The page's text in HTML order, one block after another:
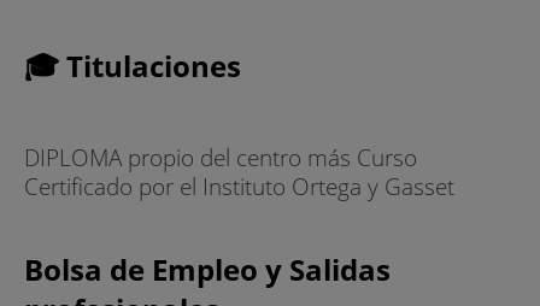
🎓 Titulaciones
DIPLOMA propio del centro más Curso
Certificado por el Instituto Ortega y Gasset
Bolsa de Empleo y Salidas